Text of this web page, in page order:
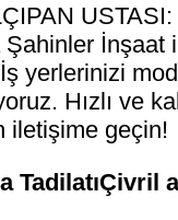
Şahinler İnşaat
yerlerinizi
Hızlı ve
iletişime geçin!
TadilatıÇivril